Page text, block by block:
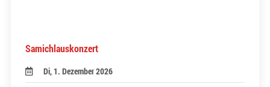
Samichlauskonzert
Di, 1. Dezember 2026